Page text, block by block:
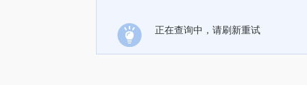
正在查询中，请刷新重试